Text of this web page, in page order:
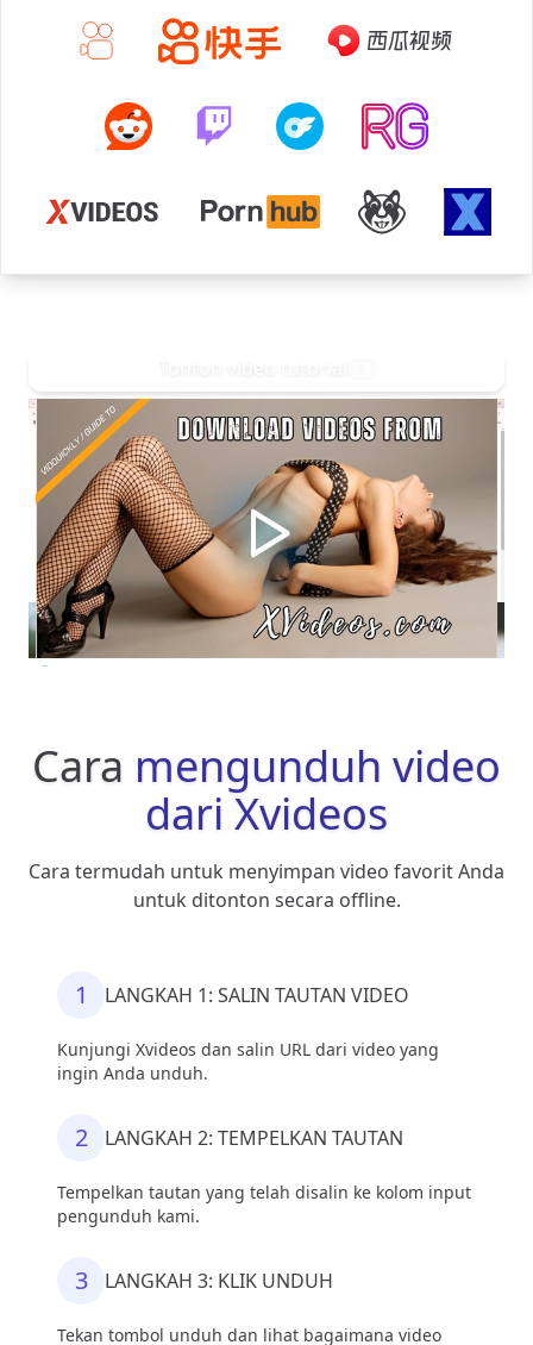
Cara mengunduh video
dari Xvideos
Cara termudah untuk menyimpan video favorit Anda
untuk ditonton secara offline.
1 LANGKAH 1: SALIN TAUTAN VIDEO
Kunjungi Xvideos dan salin URL dari video yang
ingin Anda unduh.
2 LANGKAH 2: TEMPELKAN TAUTAN
Tempelkan tautan yang telah disalin ke kolom input
pengunduh kami.
3 LANGKAH 3: KLIK UNDUH
Tekan tombol unduh dan lihat bagaimana video